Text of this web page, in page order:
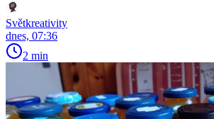
Světkreativity
dnes, 07:36
2 min